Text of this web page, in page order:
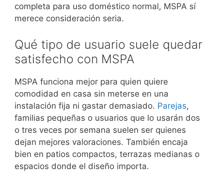
completa para uso doméstico normal, MSPA sí
merece consideración seria.
Qué tipo de usuario suele quedar
satisfecho con MSPA
MSPA funciona mejor para quien quiere
comodidad en casa sin meterse en una
instalación fija ni gastar demasiado. Parejas,
familias pequeñas o usuarios que lo usarán dos
o tres veces por semana suelen ser quienes
dejan mejores valoraciones. También encaja
bien en patios compactos, terrazas medianas o
espacios donde el diseño importa.